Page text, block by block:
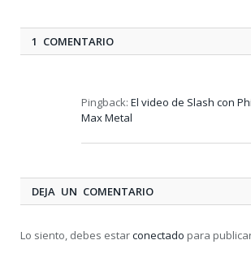
1 COMENTARIO
Pingback: El video de Slash con
Max Metal
DEJA UN COMENTARIO
Lo siento, debes estarconectado para